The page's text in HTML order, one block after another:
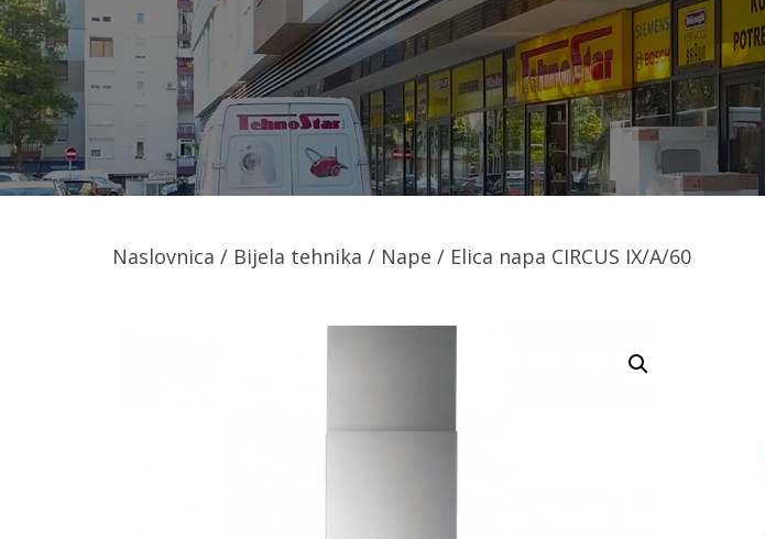
Naslovnica / Bijela tehnika / Nape / Elica napa CIRCUS IX/A/60